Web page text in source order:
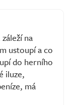
na
ustoupí a co
do herního
iluze,
má